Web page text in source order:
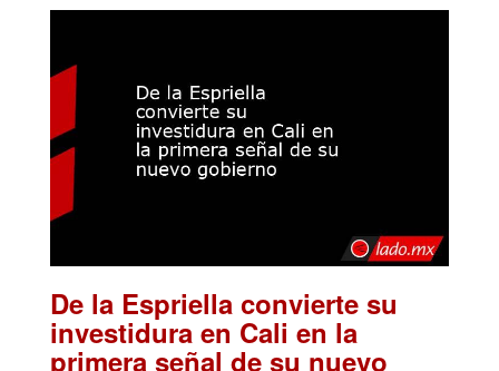
De la Espriella convierte su
investidura en Cali en la
primera señal de su nuevo